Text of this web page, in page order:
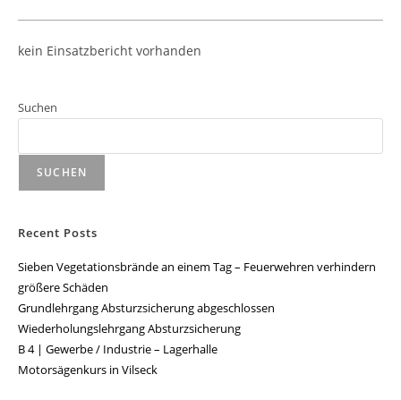
kein Einsatzbericht vorhanden
Suchen
SUCHEN
Recent Posts
Sieben Vegetationsbrände an einem Tag – Feuerwehren verhindern
größere Schäden
Grundlehrgang Absturzsicherung abgeschlossen
Wiederholungslehrgang Absturzsicherung
B 4 | Gewerbe / Industrie – Lagerhalle
Motorsägenkurs in Vilseck